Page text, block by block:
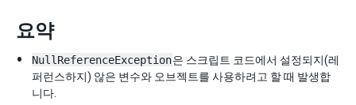
요약
NullReferenceException은 스크립트 코드에서 설정되지(레
퍼런스하지) 않은 변수와 오브젝트를 사용하려고 할 때 발생합
니다.